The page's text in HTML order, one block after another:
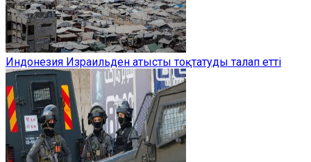
Индонезия Израильден атысты тоқтатуды талап етті